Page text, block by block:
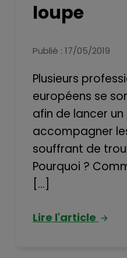
loupe
Publié : 17/05/2019
Plusieurs
européens se
afin de lancer
accompagner
souffrant de
Pourquoi ?
[...]
Lire l'article